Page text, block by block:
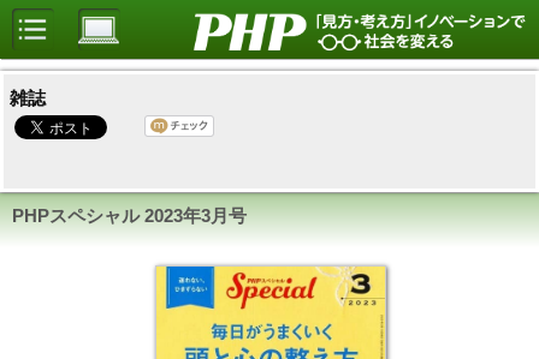
雑誌
PHPスペシャル2023年3月号